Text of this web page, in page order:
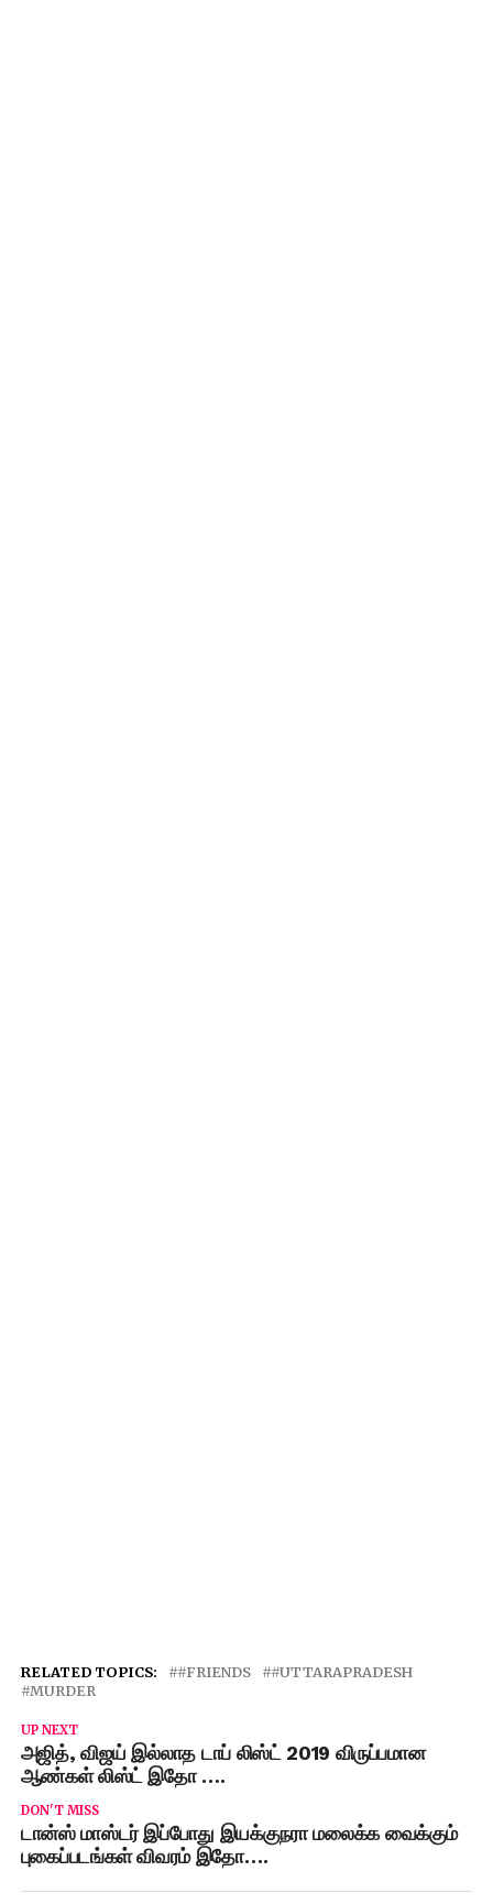
RELATED TOPICS: #FRIENDS
#UTTARAPRADESH
MURDER
UP NEXT
அஜித், விஜய் இல்லாத டாப் லிஸ்ட் 2019 விருப்பமான
ஆண்கள் லிஸ்ட் இதோ ….
DON'T MISS
டான்ஸ் மாஸ்டர் இப்போது இயக்குநரா மலைக்க வைக்கும்
புகைப்படங்கள் விவரம் இதோ….